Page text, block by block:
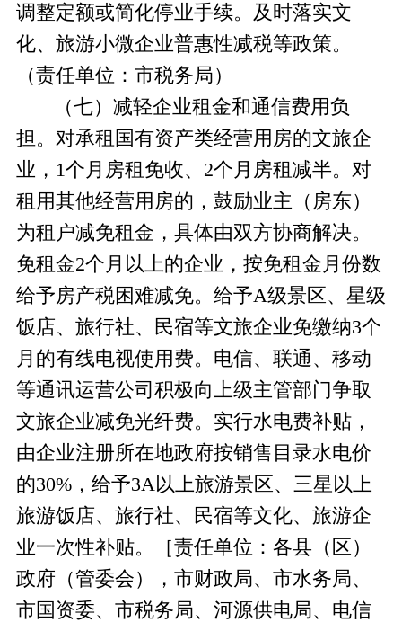
调整定额或简化停业手续。及时落实文
化、旅游小微企业普惠性减税等政策。
（责任单位：市税务局）
（七）减轻企业租金和通信费用负
担。 对承租国有资产类经营用房的文旅企
业， 1个月房租免收、2个月房租减半。对
租用其他经营用房的，鼓励业主（房东）
为租户减免租金，具体由双方协商解决。
免租金2个月以上的企业，按免租金月份数
给予房产税困难减免。给予A级景区、星级
饭 店、旅行社、民宿等文旅企业免缴纳3个
月的有线电视使用费。 电信、联通、移动
等通讯运营公司积极向上级主管部门争取
文旅企业减免光纤费。 实行水电费补贴，
由企业注册所在地政府按销售目录水电价
的30%，给予3A以上旅游景区、三星以上
旅游饭店、旅行社、民宿等文化、旅游企
业一次性补贴。
［责任单位：各县（区）
政府（管委会），市财政局、市水务局、
市国资委、市税务局、河源供电局、 电信